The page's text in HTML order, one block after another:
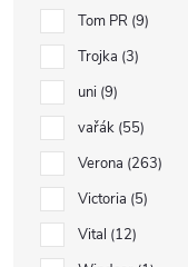
Tom PR 9
Trojka 3
uni 9
vařák 55
Verona 263
Victoria 5
Vital 12